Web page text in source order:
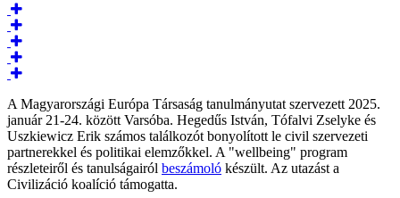
A Magyarországi Európa Társaság tanulmányutat szervezett 2025.
január 21-24. között Varsóba. Hegedűs István, Tófalvi Zselyke és
Uszkiewicz Erik számos találkozót bonyolított le civil szervezeti
partnerekkel és politikai elemzőkkel. A "wellbeing" program
részleteiről és tanulságairól beszámoló készült. Az utazást a
Civilizáció koalíció támogatta.